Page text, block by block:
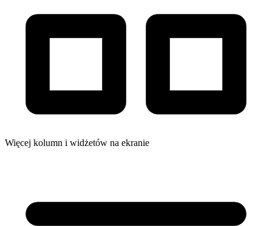
Więcej kolumn i widżetów na ekranie